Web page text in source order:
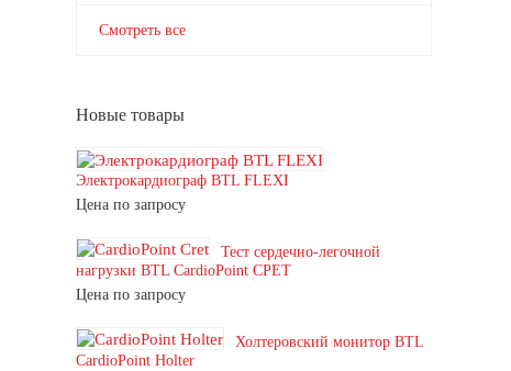
Смотреть все
Новые товары
Электрокардиограф BTL FLEXI
Цена по запросу
Тест сердечно-легочной
нагрузки BTL CardioPoint CPET
Цена по запросу
Холтеровский монитор BTL
CardioPoint Holter